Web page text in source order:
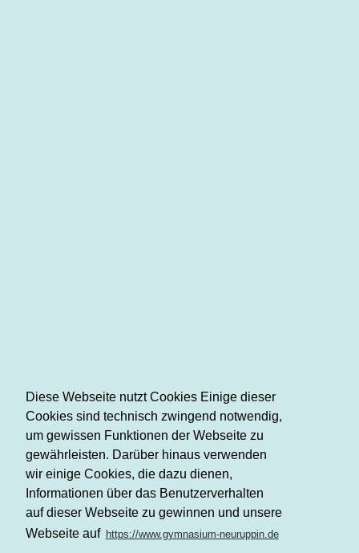
Diese Webseite nutzt Cookies Einige dieser
Cookies sind technisch zwingend notwendig,
um gewissen Funktionen der Webseite zu
gewährleisten. Darüber hinaus verwenden
wir einige Cookies, die dazu dienen,
Informationen über das Benutzerverhalten
auf dieser Webseite zu gewinnen und unsere
Webseite auf https://www.gymnasium-neuruppin.de